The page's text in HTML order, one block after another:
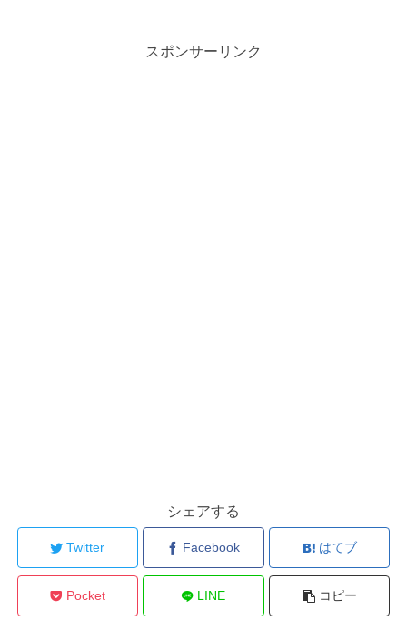
スポンサーリンク
シェアする
Twitter Facebook はてブ
Pocket LINE コピー